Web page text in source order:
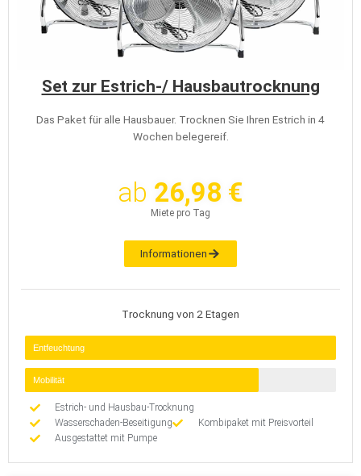
Set zur Estrich-/ Hausbautrocknung
Das Paket für alle Hausbauer. Trocknen Sie Ihren Estrich in 4
Wochen belegereif.
ab 26,98 €
Miete pro Tag
Informationen
Trocknung von 2 Etagen
Entfeuchtung
Mobilität
Estrich- und Hausbau-Trocknung
Wasserschaden-Beseitigung
Kombipaket mit Preisvorteil
Ausgestattet mit Pumpe